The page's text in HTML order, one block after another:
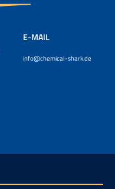
E-MAIL
info@chemical-shark.de